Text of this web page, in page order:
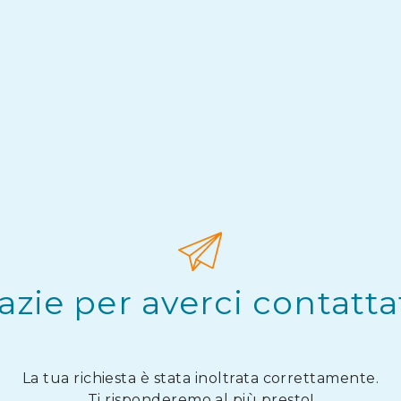
per averci
La tua richiesta è stata inoltrata correttamente.